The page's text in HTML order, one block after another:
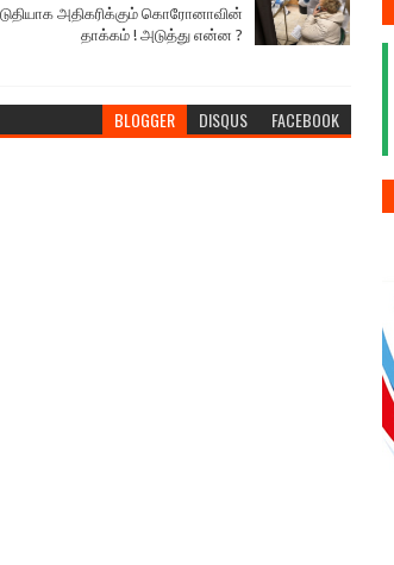
அதிகரிக்கும் கொரோனாவின்
தாக்கம் ! அடுத்து என்ன ?
BLOGGER DISQUS FACEBOOK